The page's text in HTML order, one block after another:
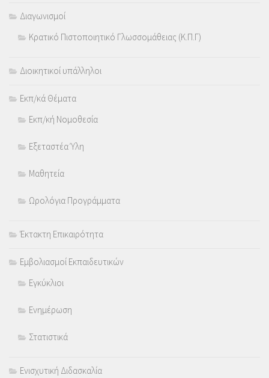
Διαγωνισμοί
Κρατικό Πιστοποιητικό Γλωσσομάθειας (Κ.Π.Γ)
Διοικητικοί υπάλληλοι
Εκπ/κά Θέματα
Εκπ/κή Νομοθεσία
Εξεταστέα Ύλη
Μαθητεία
Ωρολόγια Προγράμματα
Έκτακτη Επικαιρότητα
Εμβολιασμοί Εκπαιδευτικών
Εγκύκλιοι
Ενημέρωση
Στατιστικά
Ενισχυτική Διδασκαλία